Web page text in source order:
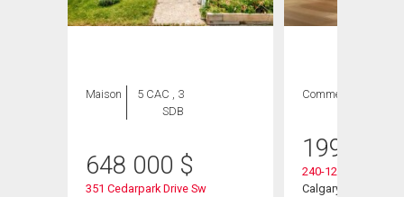
Maison
5 CAC , 3
SDB
648 000 $
351 Cedarpark Drive Sw
Commercial
199 000
240-125 Oakmoor
Calgary, AB